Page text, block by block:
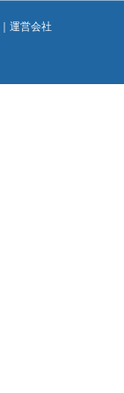
｜ 運営会社